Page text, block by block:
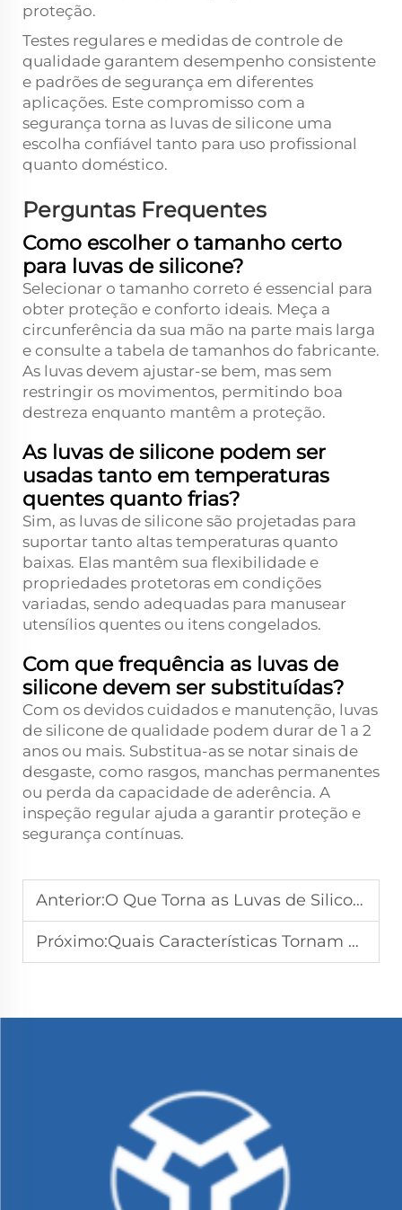
proteção.
Testes regulares e medidas de controle de
qualidade garantem desempenho consistente
e padrões de segurança em diferentes
aplicações. Este compromisso com a
segurança torna as luvas de silicone uma
escolha confiável tanto para uso profissional
quanto doméstico.
Perguntas Frequentes
Como escolher o tamanho certo
para luvas de silicone?
Selecionar o tamanho correto é essencial para
obter proteção e conforto ideais. Meça a
circunferência da sua mão na parte mais larga
e consulte a tabela de tamanhos do fabricante.
As luvas devem ajustar-se bem, mas sem
restringir os movimentos, permitindo boa
destreza enquanto mantêm a proteção.
As luvas de silicone podem ser
usadas tanto em temperaturas
quentes quanto frias?
Sim, as luvas de silicone são projetadas para
suportar tanto altas temperaturas quanto
baixas. Elas mantêm sua flexibilidade e
propriedades protetoras em condições
variadas, sendo adequadas para manusear
utensílios quentes ou itens congelados.
Com que frequência as luvas de
silicone devem ser substituídas?
Com os devidos cuidados e manutenção, luvas
de silicone de qualidade podem durar de 1 a 2
anos ou mais. Substitua-as se notar sinais de
desgaste, como rasgos, manchas permanentes
ou perda da capacidade de aderência. A
inspeção regular ajuda a garantir proteção e
segurança contínuas.
Anterior:O Que Torna as Luvas de Silicone Mais Higiênicas do que os Materiais Tradicionais?
Próximo:Quais Características Tornam uma Banda de Silicone Ideal para Uso Doméstico e Comercial?